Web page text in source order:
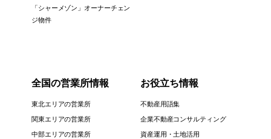
「シャーメゾン」オーナーチェン
ジ物件
全国の営業所情報
東北エリアの営業所
関東エリアの営業所
中部エリアの営業所
お役立ち情報
不動産用語集
企業不動産コンサルティング
資産運用・土地活用